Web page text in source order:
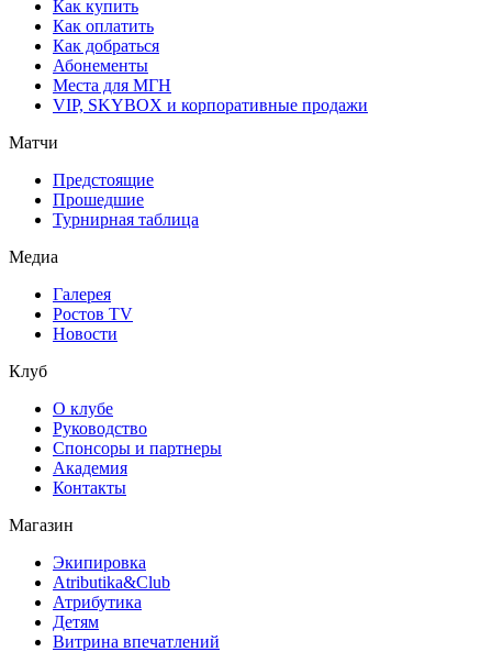
Как купить
Как оплатить
Как добраться
Абонементы
Места для МГН
VIP, SKYBOX и корпоративные продажи
Матчи
Предстоящие
Прошедшие
Турнирная таблица
Медиа
Галерея
Ростов TV
Новости
Клуб
О клубе
Руководство
Спонсоры и партнеры
Академия
Контакты
Магазин
Экипировка
Atributika&Club
Атрибутика
Детям
Витрина впечатлений